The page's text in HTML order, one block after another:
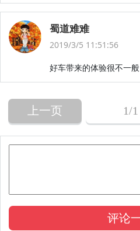
蜀道难难
2019/3/5 11:51:56
好车带来的体验很不一般
上一页 1/1